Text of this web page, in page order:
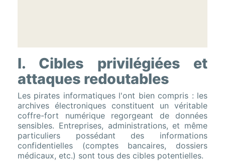
I. Cibles privilégiées et
attaques redoutables
Les pirates informatiques l'ont bien compris : les
archives électroniques constituent un véritable
coffre-fort numérique regorgeant de données
sensibles. Entreprises, administrations, et même
particuliers possédant des informations
confidentielles (comptes bancaires, dossiers
médicaux, etc.) sont tous des cibles potentielles.